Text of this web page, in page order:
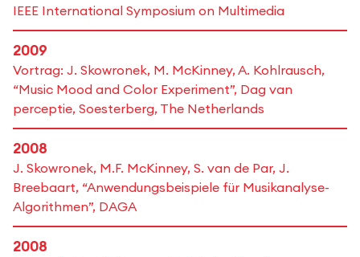
IEEE International Symposium on Multimedia
2009
Vortrag: J. Skowronek, M. McKinney, A. Kohlrausch,
“Music Mood and Color Experiment”, Dag van
perceptie, Soesterberg, The Netherlands
2008
J. Skowronek, M.F. McKinney, S. van de Par, J.
Breebaart, “Anwendungsbeispiele für Musikanalyse-
Algorithmen”, DAGA
2008